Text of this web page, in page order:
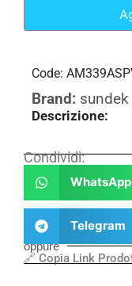
Code:
Brand: sundek
Descrizione:
Condividi:
WhatsApp
Telegram
oppure
🔗 Copia Link